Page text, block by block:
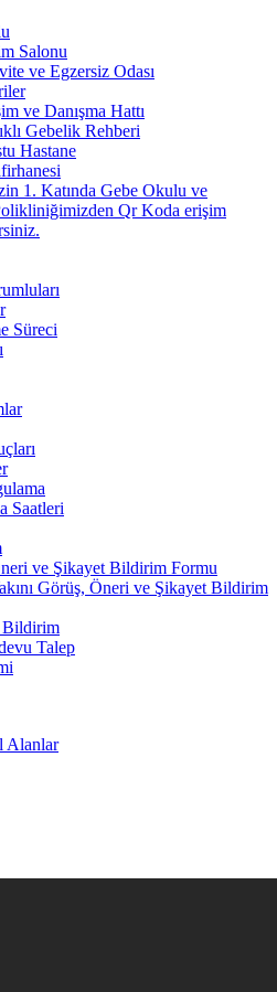
Salonu
ve Egzersiz Odası
ve Danışma Hattı
Gebelik Rehberi
Hastane
1. Katında Gebe Okulu ve
Qr Koda erişim
Süreci
Saatleri
ve Şikayet Bildirim Formu
Görüş, Öneri ve Şikayet Bildirim
Bildirim
Talep
Alanlar